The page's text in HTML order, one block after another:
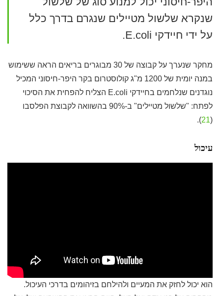
שנקרא שלשול מטיילים שנגרם בדרך כלל
על ידי חיידקי E.coli.
מחקר שנערך על קבוצה של 30 מבוגרים בריאים הראה ששימוש
במנה יומית של 1200 מ"ג קולוסטרום בקר היפר-חיסוני המכיל
נוגדנים שנלחמים בחיידקי E.coli הצליח להפחית את הסיכוי
לפתח: "שלשול מטיילים" ב-90% בהשוואה לקבוצת הפלסבו
(
21
).
עיכול
הוא יכול לחזק את המעיים ולהילחם בזיהומים בדרכי העיכול.